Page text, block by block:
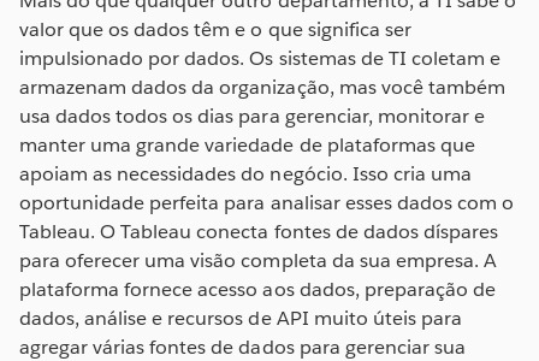
valor que os dados têm e o que significa ser
impulsionado por dados. Os sistemas de TI coletam e
armazenam dados da organização, mas você também
usa dados todos os dias para gerenciar, monitorar e
manter uma grande variedade de plataformas que
apoiam as necessidades do negócio. Isso cria uma
oportunidade perfeita para analisar esses dados com o
Tableau. O Tableau conecta fontes de dados díspares
para oferecer uma visão completa da sua empresa. A
plataforma fornece acesso aos dados, preparação de
dados, análise e recursos de API muito úteis para
agregar várias fontes de dados para gerenciar sua